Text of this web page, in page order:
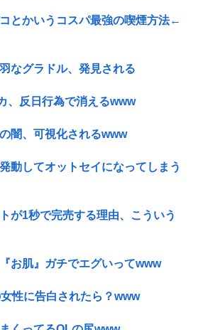
とかいうコスパ最強の喫煙方法←
なグラドル、発見される
、反日行為で消えるwww
闇、可視化されるwww
動してオットセイになってしまう
が1秒で完売する理由、こういう
お肌』ガチでエグいってwww
女性に告白されたら？www